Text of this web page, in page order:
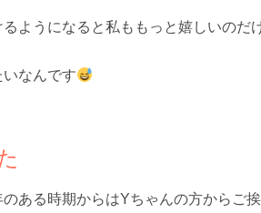
ようになると私ももっと嬉しいのだ
なんです
ある時期からはYちゃんの方からご